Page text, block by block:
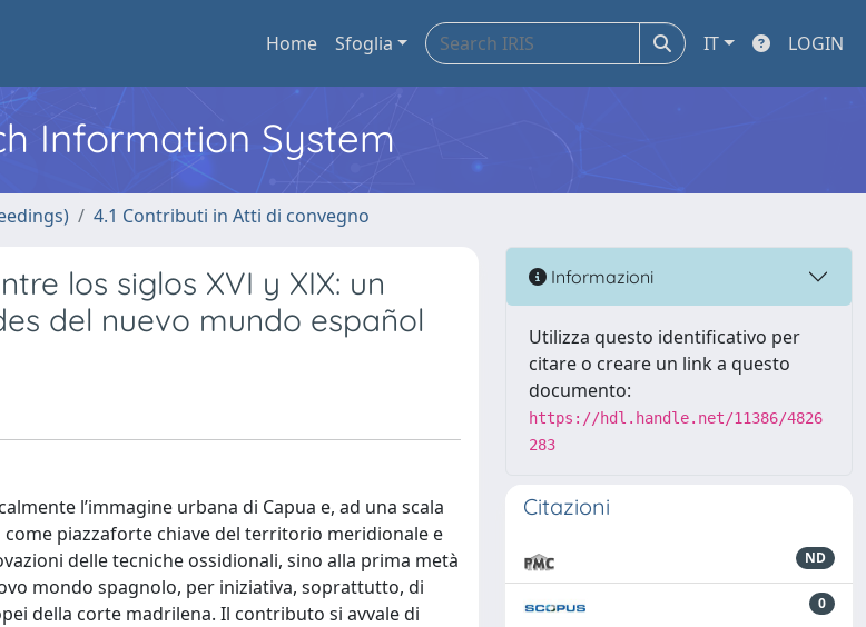
Home Sfoglia IT LOGIN
Information System
4.1 Contributi in Atti di convegno
los siglos XVI y XIX: un
del nuevo mundo español
l’immagine urbana di Capua e, ad una scala
piazzaforte chiave del territorio meridionale e
delle tecniche ossidionali, sino alla prima metà
mondo spagnolo, per iniziativa, soprattutto, di
della corte madrilena. Il contributo si avvale di
Informazioni
Utilizza questo identificativo per
citare o creare un link a questo
documento:
https://hdl.handle.net/11386/4826
283
Citazioni
ND
0